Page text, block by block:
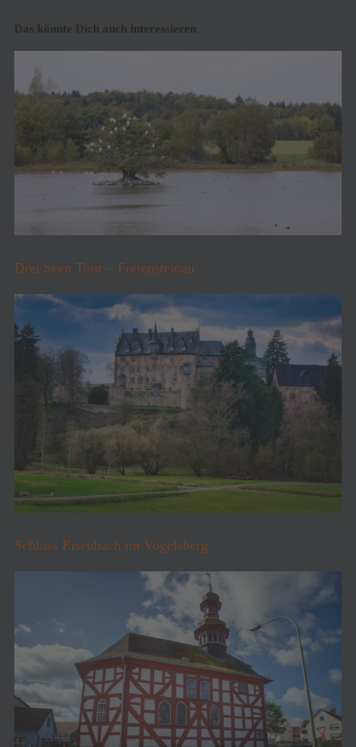
Das könnte Dich auch interessieren
Drei Seen Tour – Freiensteinau
Schloss Eisenbach im Vogelsberg